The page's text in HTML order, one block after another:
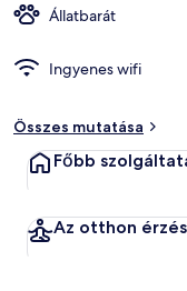
Állatbarát
Ingyenes wifi
Összes mutatása
Főbb
Az otthon